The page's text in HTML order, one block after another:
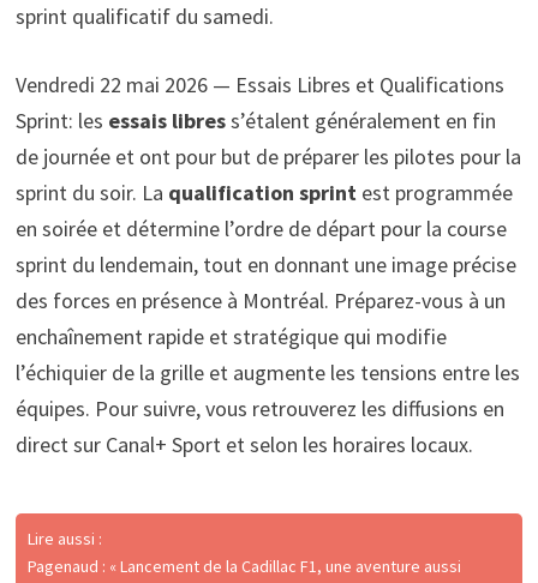
sprint qualificatif du samedi.
Vendredi 22 mai 2026 — Essais Libres et Qualifications
Sprint: les essais libress’étalent généralement en fin
de journée et ont pour but de préparer les pilotes pour la
sprint du soir. La qualification sprintest programmée
en soirée et détermine l’ordre de départ pour la course
sprint du lendemain, tout en donnant une image précise
des forces en présence à Montréal. Préparez-vous à un
enchaînement rapide et stratégique qui modifie
l’échiquier de la grille et augmente les tensions entre les
équipes. Pour suivre, vous retrouverez les diffusions en
direct sur Canal+ Sport et selon les horaires locaux.
Lire aussi :
Pagenaud : « Lancement de la Cadillac F1, une aventure aussi